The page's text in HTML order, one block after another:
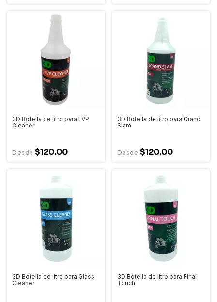
3D Botella de litro para LVP
Cleaner
$120.00
3D Botella de litro para Grand
Slam
$120.00
3D Botella de litro para Glass
Cleaner
3D Botella de litro para Final
Touch